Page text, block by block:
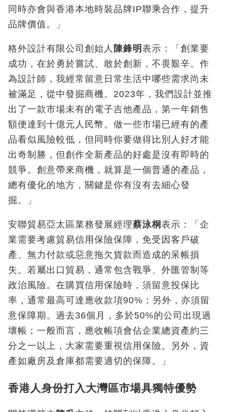
同時亦會與香港本地時裝品牌IP聯乘合作，提升
品牌價值。」
格外設計有限公司創始人 陳鋒明 表示：「創業要
成功，在於勇於嘗試、敢於創新，不畏艱辛。作
為設計師，我經常留意日常生活中哪些需求尚未
被滿足，從中發掘商機。2023年，我們設計並推
出了一款市場未有的電子吉他產品，第一年銷售
額便達到十億元人民幣。做一些市場已經有的產
品看似風險較低，但同時你要做得比別人好才能
出奇制勝，但創作全新產品的好處是沒有即時的
競爭。創意帶來商機，就算是一個普通的產品，
總有優化的地方，關鍵是你有沒有去細心發
掘。」
安聯貿易亞太區業務發展經理蔡泳桐表示：「企
業需要考慮貿易信用保險保障，免受因客戶破
產、無力付款或惡意拖欠貨款而造成的呆帳損
失。若屬出口貿易，通常包含戰爭、外匯管制等
政治風險。在購買信用保險時，須留意投保比
率，通常最高可達應收款項90%；另外，亦須留
意保障期。過去36個月，多於50%的公司出現過
壞帳；一般而言，應收帳項會佔企業總資產約三
分之一以上，大家需要重視信用保險。另外，資
產如廠房及倉庫都需要適切的保障。」
香港人身份打入大灣區市場具獨特優勢